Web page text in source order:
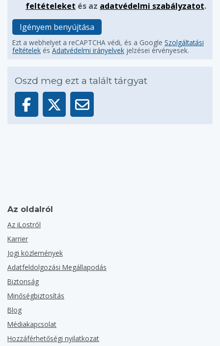
feltételeket és az adatvédelmi szabályzatot.
Igényem benyújtása
Ezt a webhelyet a reCAPTCHA védi, és a Google Szolgáltatási
feltételek ésAdatvédelmi irányelvek jelzései érvényesek.
Oszd meg ezt a talált tárgyat
Az oldalról
Az iLostról
Karrier
Jogi közlemények
Adatfeldolgozási Megállapodás
Biztonság
Minőségbiztosítás
Blog
Médiakapcsolat
Hozzáférhetőségi nyilatkozat